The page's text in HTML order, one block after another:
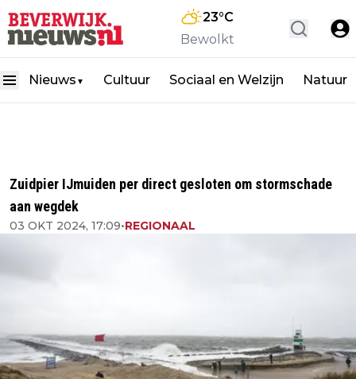
23°C
Bewolkt
Nieuws ▼ Cultuur Sociaal en Welzijn Natuur
Zuidpier IJmuiden per direct gesloten om stormschade
aan wegdek
03 OKT 2024, 17:09•REGIONAAL